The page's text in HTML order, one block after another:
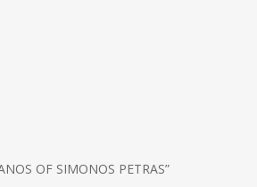
OF SIMONOS PETRAS”